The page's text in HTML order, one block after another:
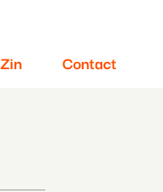
Contact